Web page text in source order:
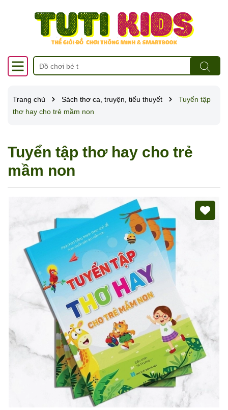
Trang chủ Sách thơ ca, truyện, tiểu thuyết
Tuyển tập
thơ hay cho trẻ mầm non
Tuyển tập thơ hay cho trẻ
mầm non
Mã giảm giá:
Ngày hết hạn:
Điều kiện: